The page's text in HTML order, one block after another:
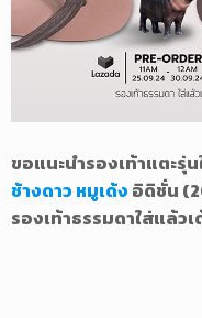
ขอแนะนำรองเท้าแตะรุ่น
ช้างดาว หมูเด้ง อิดิชั่น
รองเท้าธรรมดาใส่แล้วเ